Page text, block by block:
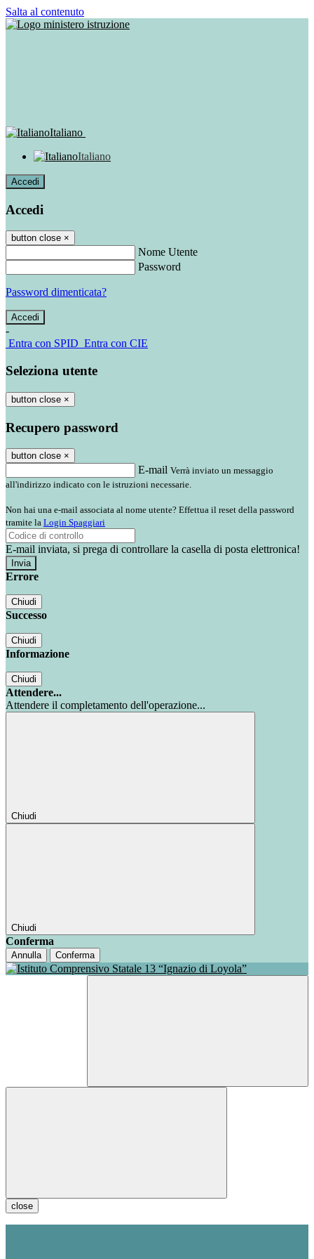
Salta al contenuto
Italiano
Italiano
Accedi
Accedi
button close ×
Nome Utente
Password
Password dimenticata?
-
Entra con SPID Entra con CIE
Seleziona utente
button close ×
Recupero password
button close ×
E-mail Verrà inviato un messaggio
all'indirizzo indicato con le istruzioni necessarie.
Non hai una e-mail associata al nome utente? Effettua il reset della password
tramite la Login Spaggiari
E-mail inviata, si prega di controllare la casella di posta elettronica!
Errore
Chiudi
Successo
Chiudi
Informazione
Chiudi
Attendere...
Attendere il completamento dell'operazione...
Chiudi
Chiudi
Conferma
Annulla Conferma
close